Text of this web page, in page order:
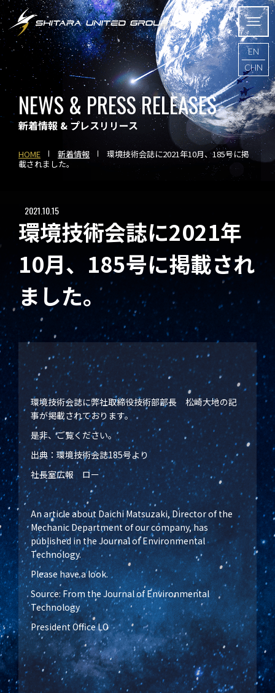
EN
CHN
NEWS & PRESS RELEASES
新着情報 & プレスリリース
HOME 新着情報
環境技術会誌に2021年10月、185号に掲
載されました。
2021.10.15
環境技術会誌に2021年
10月、185号に掲載され
ました。
環境技術会誌に弊社取締役技術部部長 松崎大地の記
事が掲載されております。
是非、ご覧ください。
出典：環境技術会誌185号より
社長室広報 ロー
An article about Daichi Matsuzaki, Director of the
Mechanic Department of our company, has
published in the Journal of Environmental
Technology.
Please have a look.
Source: From the Journal of Environmental
Technology
President Office LO